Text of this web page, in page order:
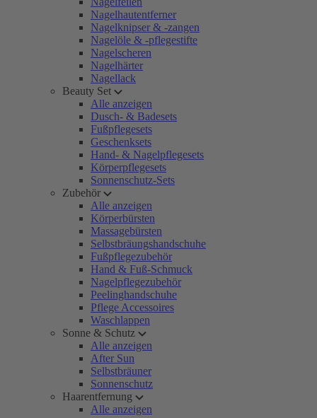
Nagelhautentferner
Nagelknipser & -zangen
Nagelöle & -pflegestifte
Nagelscheren
Nagelhärter
Nagellack
Beauty Set
Alle anzeigen
Dusch- & Badesets
Fußpflegesets
Geschenksets
Hand- & Nagelpflegesets
Körperpflegesets
Sonnenschutz-Sets
Zubehör
Alle anzeigen
Körperbürsten
Massagebürsten
Selbstbräungshandschuhe
Fußpflegezubehör
Hand & Fuß-Schmuck
Nagelpflegezubehör
Peelinghandschuhe
Pflege Accessoires
Waschlappen
Sonne & Schutz
Alle anzeigen
After Sun
Selbstbräuner
Sonnenschutz
Haarentfernung
Alle anzeigen